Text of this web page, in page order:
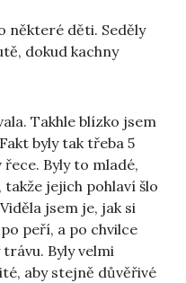
některé děti. Seděly
dokud kachny
Takhle blízko jsem
byly tak třeba 5
Byly to mladé,
jejich pohlaví šlo
jsem je, jak si
peří, a po chvilce
trávu. Byly velmi
aby stejně důvěřivé